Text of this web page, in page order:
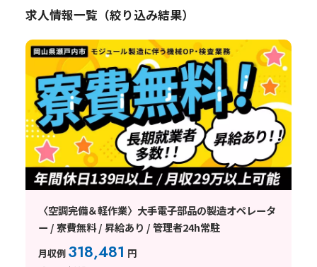
求人情報一覧（絞り込み結果）
〈空調完備＆軽作業〉大手電子部品の製造オペレータ
ー / 寮費無料 / 昇給あり / 管理者24h常駐
月収例 318,481 円